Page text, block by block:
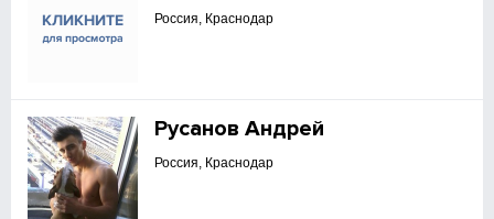
Россия, Краснодар
Русанов Андрей
Россия, Краснодар